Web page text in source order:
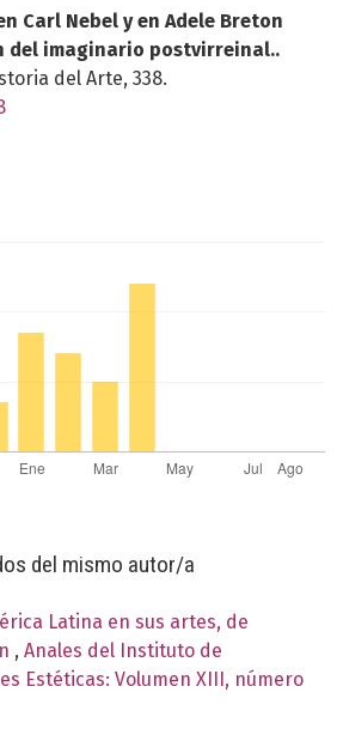
Carl Nebel y en Adele Breton
del imaginario postvirreinal..
del Arte, 338.
del mismo autor/a
Latina en sus artes, de
, Anales del Instituto de
Estéticas: Volumen XIII, número